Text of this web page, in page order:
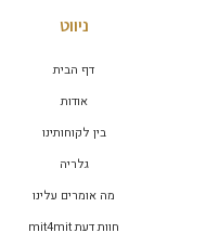
ניווט
דף הבית
אודות
בין לקוחותינו
גלריה
מה אומרים עלינו
חוות דעת mit4mit